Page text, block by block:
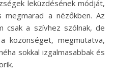
leküzdésének módját,
a nézőkben. Az
csak a szívhez szólnak, de
közönséget, megmutatva,
sokkal izgalmasabbak és